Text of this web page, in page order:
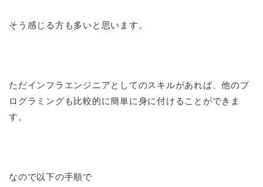
そう感じる方も多いと思います。
ただインフラエンジニアとしてのスキルがあれば、他のプ
ログラミングも比較的に簡単に身に付けることができま
す。
なので以下の手順で